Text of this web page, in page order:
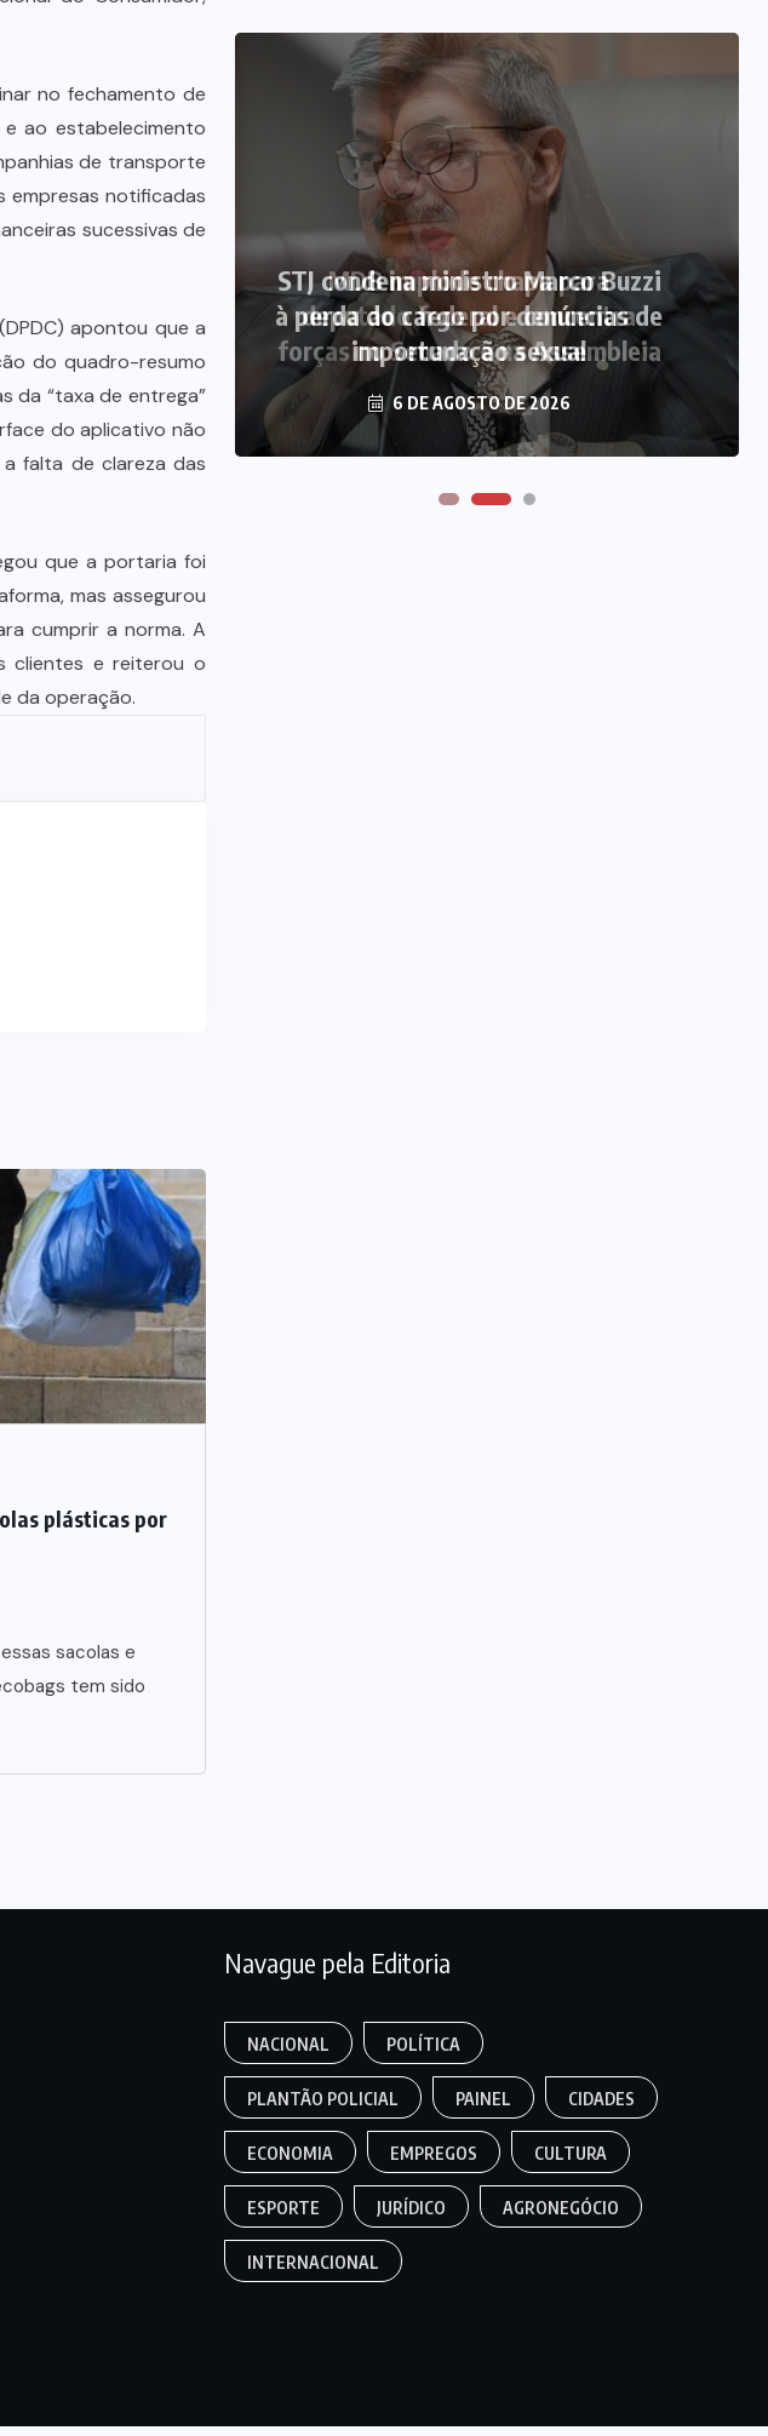
no fechamento de
ao estabelecimento
de transporte
empresas notificadas
sucessivas de
apontou que a
do quadro-resumo
da “taxa de entrega”
do aplicativo não
falta de clareza das
que a portaria foi
mas assegurou
cumprir a norma. A
clientes e reiterou o
da operação.
plásticas por
sacolas e
tem sido
de
2026
MDB implode chapa para
deputado federal e concentra
forças no Senado e na Assembleia
6 DE AGOSTO DE 2026
Navague pela Editoria
NACIONAL POLÍTICA
PLANTÃO POLICIAL PAINEL CIDADES
ECONOMIA EMPREGOS CULTURA
ESPORTE JURÍDICO AGRONEGÓCIO
INTERNACIONAL